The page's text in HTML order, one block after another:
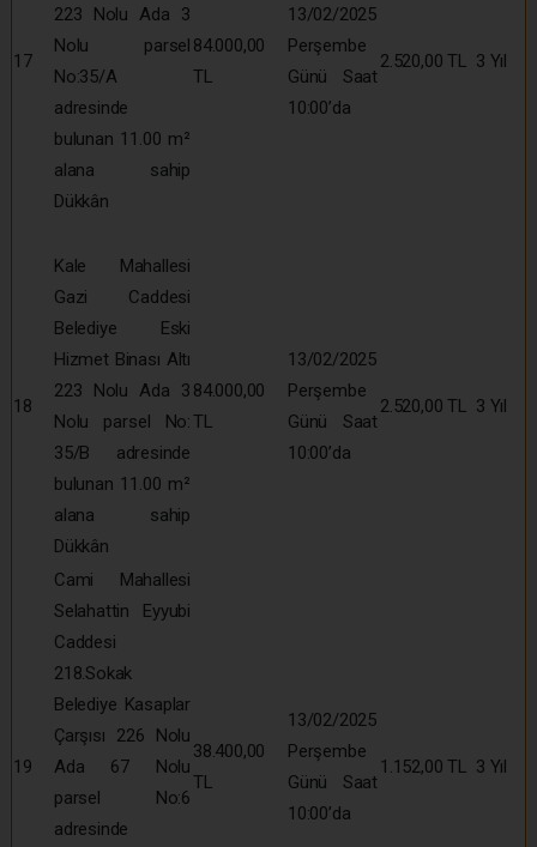
17
223 Nolu Ada 3
Nolu parsel
No:35/A
adresinde
bulunan 11.00 m²
alana sahip
Dükkân
84.000,00
TL
13/02/2025
Perşembe
Günü Saat
10:00’da
2.520,00 TL 3 Yıl
18
Kale Mahallesi
Gazi Caddesi
Belediye Eski
Hizmet Binası Altı
223 Nolu Ada 3
Nolu parsel No:
35/B adresinde
bulunan 11.00 m²
alana sahip
Dükkân
84.000,00
TL
13/02/2025
Perşembe
Günü Saat
10:00’da
2.520,00 TL 3 Yıl
19
Cami Mahallesi
Selahattin Eyyubi
Caddesi
218.Sokak
Belediye Kasaplar
Çarşısı 226 Nolu
Ada 67 Nolu
parsel No:6
adresinde
38.400,00
TL
13/02/2025
Perşembe
Günü Saat
10:00’da
1.152,00 TL 3 Yıl